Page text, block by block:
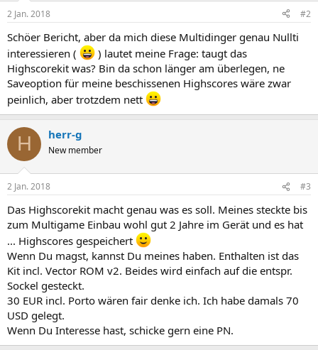
2 Jan. 2018 #2
Schöer Bericht, aber da mich diese Multidinger genau Nullti
interessieren (
) lautet meine Frage: taugt das
Highscorekit was? Bin da schon länger am überlegen, ne
Saveoption für meine beschissenen Highscores wäre zwar
peinlich, aber trotzdem nett
H herr-g
New member
2 Jan. 2018 #3
Das Highscorekit macht genau was es soll. Meines steckte bis
zum Multigame Einbau wohl gut 2 Jahre im Gerät und es hat
... Highscores gespeichert
Wenn Du magst, kannst Du meines haben. Enthalten ist das
Kit incl. Vector ROM v2. Beides wird einfach auf die entspr.
Sockel gesteckt.
30 EUR incl. Porto wären fair denke ich. Ich habe damals 70
USD gelegt.
Wenn Du Interesse hast, schicke gern eine PN.